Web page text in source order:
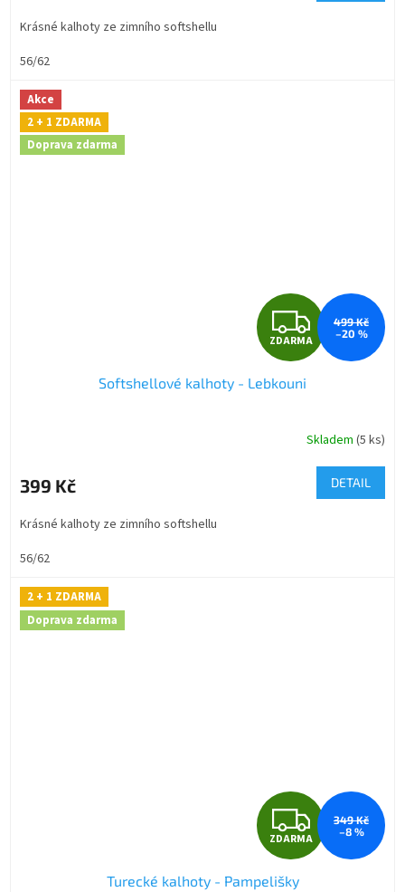
A
Krásné kalhoty ze zimního softshellu
56/62
Akce
2 + 1 ZDARMA
Doprava zdarma
Z
D
R
M
A
ZDARMA
499 Kč
–20 %
Softshellové kalhoty - Lebkouni
Skladem (5 ks)
399 Kč DETAIL
Krásné kalhoty ze zimního softshellu
56/62
2 + 1 ZDARMA
Doprava zdarma
Z
D
ZDARMA
349 Kč
–8 %
Turecké kalhoty - Pampelišky